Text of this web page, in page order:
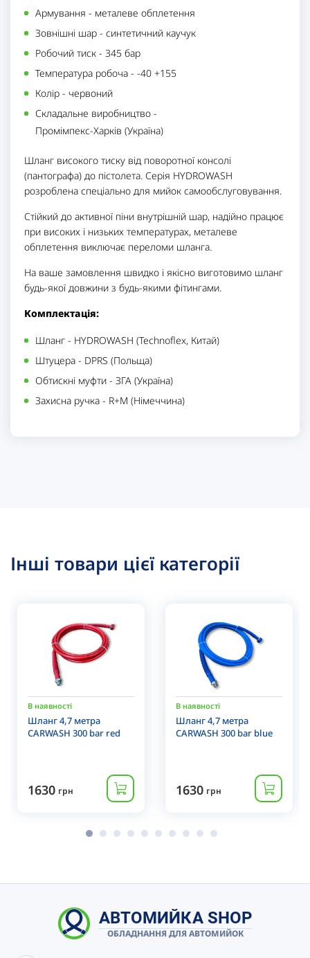
Шланг високого тиску від поворотної консолі
(пантографа) до пістолета. Серія HYDROWASH
розроблена спеціально для мийок самообслуговування.
Стійкий до активної піни внутрішній шар, надійно працює
при високих і низьких температурах, металеве
обплетення виключає переломи шланга.
На ваше замовлення швидко і якісно виготовимо шланг
будь-якої довжини з будь-якими фітингами.
Комплектація:
Шланг - HYDROWASH (Technoflex, Китай)
Штуцера - DPRS (Польща)
Обтискні муфти - ЗГА (Україна)
Захисна ручка - R+M (Німеччина)
Армування - металеве обплетення
Зовнішні шар - синтетичний каучук
Робочий тиск - 345 бар
Температура робоча - -40 +155
Колір - червоний
Складальне виробництво -
Промімпекс-Харків (Україна)
Інші товари цієї категорії
В наявності
Шланг 4,7 метра
CARWASH 300 bar red
1630 грн
В наявності
Шланг 4,7 метра
CARWASH 300 bar blue
1630 грн
АВТОМИЙКА SHOP
ОБЛАДНАННЯ ДЛЯ АВТОМИЙОК